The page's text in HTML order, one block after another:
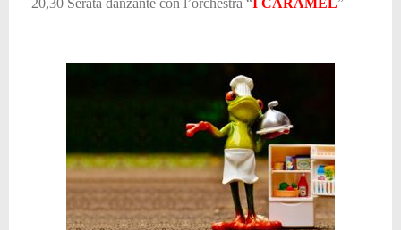
20,30 Serata danzante con l’orchestra “ I CARAMEL”